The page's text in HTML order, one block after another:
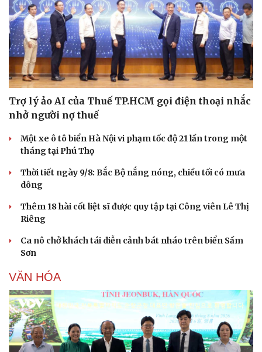
Trợ lý ảo AI của Thuế TP.HCM gọi điện thoại nhắc
nhở người nợ thuế
Một xe ô tô biển Hà Nội vi phạm tốc độ 21 lần trong một
tháng tại Phú Thọ
Thời tiết ngày 9/8: Bắc Bộ nắng nóng, chiều tối có mưa
dông
Thêm 18 hài cốt liệt sĩ được quy tập tại Công viên Lê Thị
Riêng
Ca nô chở khách tái diễn cảnh bát nháo trên biển Sầm
Sơn
VĂN HÓA